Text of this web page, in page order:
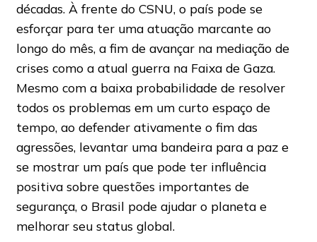
décadas. À frente do CSNU, o país pode se
esforçar para ter uma atuação marcante ao
longo do mês, a fim de avançar na mediação de
crises como a atual guerra na Faixa de Gaza.
Mesmo com a baixa probabilidade de resolver
todos os problemas em um curto espaço de
tempo, ao defender ativamente o fim das
agressões, levantar uma bandeira para a paz e
se mostrar um país que pode ter influência
positiva sobre questões importantes de
segurança, o Brasil pode ajudar o planeta e
melhorar seu status global.